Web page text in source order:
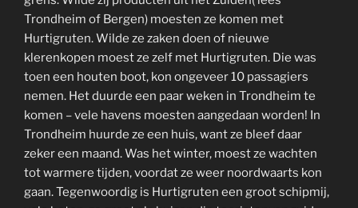
Trondheim of Bergen) moesten ze komen met
Hurtigruten. Wilde ze zaken doen of nieuwe
klerenkopen moest ze zelf met Hurtigruten. Die was
toen een houten boot, kon ongeveer 10 passagiers
nemen. Het duurde een paar weken in Trondheim te
komen – vele havens moesten aangedaan worden! In
Trondheim huurde ze een huis, want ze bleef daar
zeker een maand. Was het winter, moest ze wachten
tot warmere tijden, voordat ze weer noordwaarts kon
gaan. Tegenwoordig is Hurtigruten een groot schipmij,